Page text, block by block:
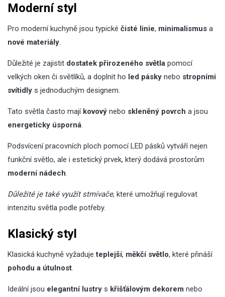
Moderní styl
Pro moderní kuchyně jsou typické čisté linie, minimalismus a
nové materiály.
Důležité je zajistit dostatek přirozeného světla pomocí
velkých oken či světlíků, a doplnit ho led pásky nebo stropními
svítidly s jednoduchým designem.
Tato světla často mají kovový nebo skleněný povrch a jsou
energeticky úsporná.
Podsvícení pracovních ploch pomocí LED pásků vytváří nejen
funkční světlo, ale i estetický prvek, který dodává prostorům
moderní nádech.
Důležité je také využít stmívače, které umožňují regulovat
intenzitu světla podle potřeby.
Klasický styl
Klasická kuchyně vyžadujeteplejší, měkčí světlo, které přináší
pohodu a útulnost.
Ideální jsou elegantní lustry s křišťálovým dekorem nebo